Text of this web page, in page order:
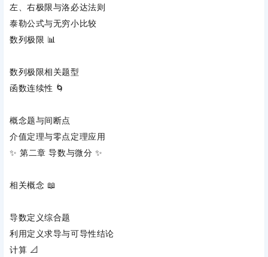
左、右极限与‌洛必达法则
泰勒公式‌与无穷小比较
数列极限 ‌ 📊
数列极限相关题型
函数连续性 ‌ 🌀
概念题与间断点
介值定理与零点定理应用
✨ ‌第二章 导数与微分 ‌ ✨
相关概念 ‌ 📖
导数定义综合题
利用定义求导与可导性结论
计算 ‌ 📐